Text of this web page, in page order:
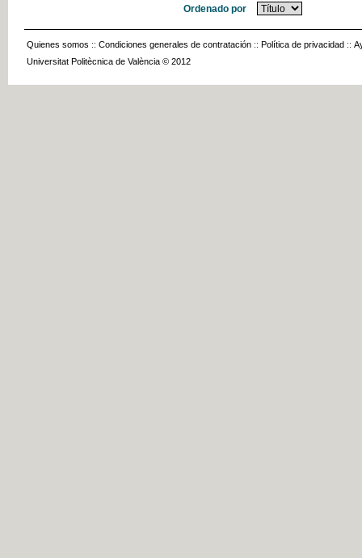
Ordenado por
Quienes somos :: Condiciones generales de contratación :: Política de privacidad ::
Universitat Politècnica de València © 2012